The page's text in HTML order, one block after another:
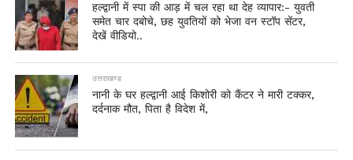
हल्द्वानी में स्पा की आड़ में चल रहा था देह व्यापार:- युवती
समेत चार दबोचे, छह युवतियों को भेजा वन स्टॉप सेंटर,
देखें वीडियो..
उत्तराखण्ड
नानी के घर हल्द्वानी आई किशोरी को कैंटर ने मारी टक्कर,
दर्दनाक मौत, पिता है विदेश में,